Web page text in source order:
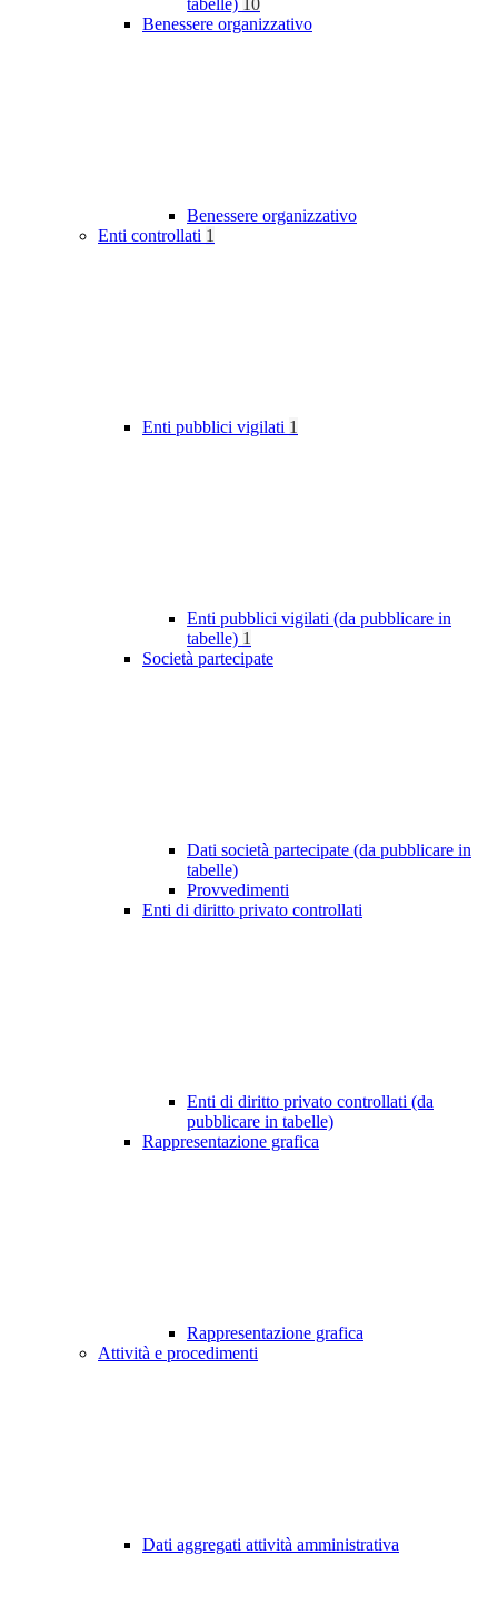
tabelle)
10
Benessere organizzativo
Benessere organizzativo
Enti controllati 1
Enti pubblici vigilati 1
Enti pubblici vigilati (da pubblicare in
tabelle) 1
Società partecipate
Dati società partecipate (da pubblicare in
tabelle)
Provvedimenti
Enti di diritto privato controllati
Enti di diritto privato controllati (da
pubblicare in tabelle)
Rappresentazione grafica
Rappresentazione grafica
Attività e procedimenti
Dati aggregati attività amministrativa